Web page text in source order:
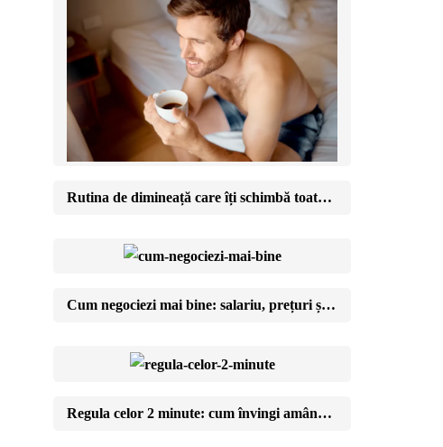
Rutina de dimineață care îți schimbă toată ziua (fără să te trezești la 5)
Cum negociezi mai bine: salariu, prețuri și viața de zi cu zi
Regula celor 2 minute: cum învingi amânarea cu pași ridicol de mici